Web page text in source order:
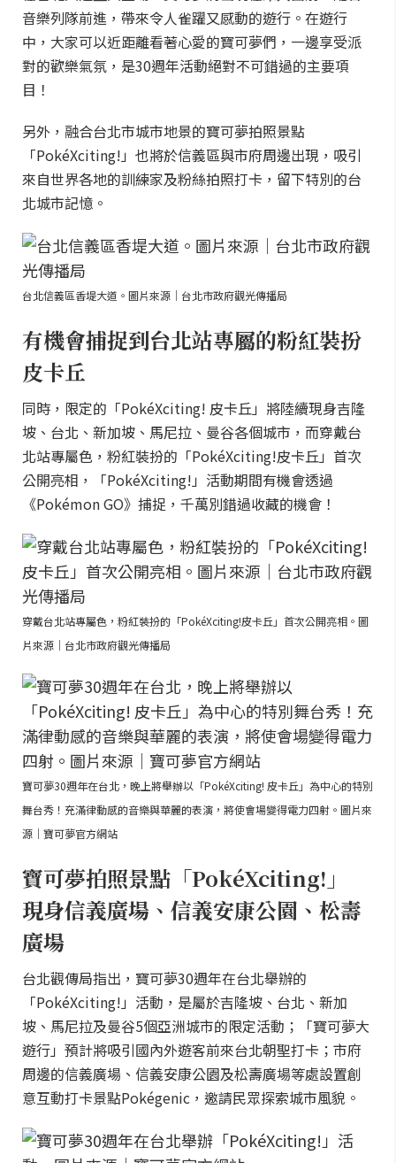
音樂列隊前進，帶來令人雀躍又感動的遊行。在遊行
中，大家可以近距離看著心愛的寶可夢們，一邊享受派
對的歡樂氣氛，是30週年活動絕對不可錯過的主要項
目！
另外，融合台北市城市地景的寶可夢拍照景點
「PokéXciting!」也將於信義區與市府周邊出現，吸引
來自世界各地的訓練家及粉絲拍照打卡，留下特別的台
北城市記憶。
台北信義區香堤大道。圖片來源｜台北市政府觀光傳播局
有機會捕捉到台北站專屬的粉紅裝扮
皮卡丘
同時，限定的「PokéXciting! 皮卡丘」將陸續現身吉隆
坡、台北、新加坡、馬尼拉、曼谷各個城市，而穿戴台
北站專屬色，粉紅裝扮的「PokéXciting!皮卡丘」首次
公開亮相，「PokéXciting!」活動期間有機會透過
《Pokémon GO》捕捉，千萬別錯過收藏的機會！
穿戴台北站專屬色，粉紅裝扮的「PokéXciting!皮卡丘」首次公開亮相。圖
片來源｜台北市政府觀光傳播局
寶可夢30週年在台北，晚上將舉辦以「PokéXciting! 皮卡丘」為中心的特別
舞台秀！充滿律動感的音樂與華麗的表演，將使會場變得電力四射。圖片來
源｜寶可夢官方網站
寶可夢拍照景點「PokéXciting!」
現身信義廣場、信義安康公園、松壽
廣場
台北觀傳局指出，寶可夢30週年在台北舉辦的
「PokéXciting!」活動，是屬於吉隆坡、台北、新加
坡、馬尼拉及曼谷5個亞洲城市的限定活動；「寶可夢大
遊行」預計將吸引國內外遊客前來台北朝聖打卡；市府
周邊的信義廣場、信義安康公園及松壽廣場等處設置創
意互動打卡景點Pokégenic，邀請民眾探索城市風貌。